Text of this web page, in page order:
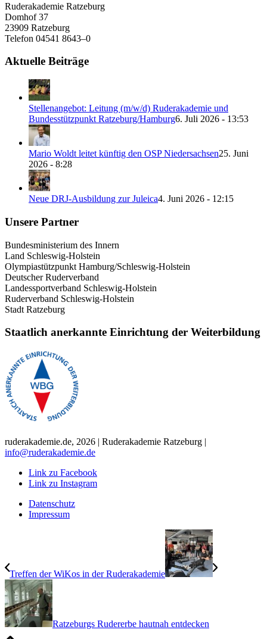
Ruderakademie Ratzeburg
Domhof 37
23909 Ratzeburg
Telefon 04541 8643–0
Aktuelle Beiträge
Stellenangebot: Leitung (m/w/d) Ruderakademie und
Bundesstützpunkt Ratzeburg/Hamburg6. Juli 2026 - 13:53
Mario Woldt leitet künftig den OSP Niedersachsen25. Juni
2026 - 8:28
Neue DRJ-Ausbildung zur Juleica4. Juni 2026 - 12:15
Unsere Partner
Bundesministerium des Innern
Land Schleswig-Holstein
Olympiastützpunkt Hamburg/Schleswig-Holstein
Deutscher Ruderverband
Landessportverband Schleswig-Holstein
Ruderverband Schleswig-Holstein
Stadt Ratzeburg
Staatlich anerkannte Einrichtung der Weiterbildung
ruderakademie.de, 2026 | Ruderakademie Ratzeburg |
info@ruderakademie.de
Link zu Facebook
Link zu Instagram
Datenschutz
Impressum
Treffen der WiKos in der Ruderakademie
Ratzeburgs Rudererbe hautnah entdecken